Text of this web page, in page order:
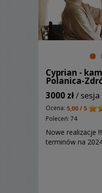
Cyprian -
Polanica-
3000 zł/ sesja
Ocena: 5,00 / 5
Poleceń: 74
Nowe realizacje
terminów na